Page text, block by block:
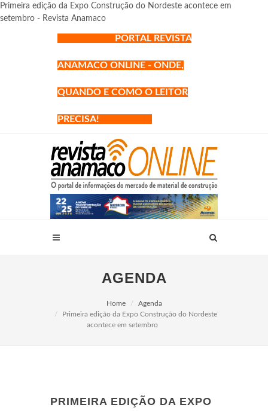
Primeira edição da Expo Construção do Nordeste acontece em
setembro - Revista Anamaco
PORTAL REVISTA
ANAMACO ONLINE - ONDE,
QUANDO E COMO O LEITOR
PRECISA!
AGENDA
Home
Agenda
Primeira edição da Expo Construção do Nordeste
acontece em setembro
PRIMEIRA EDIÇÃO DA EXPO